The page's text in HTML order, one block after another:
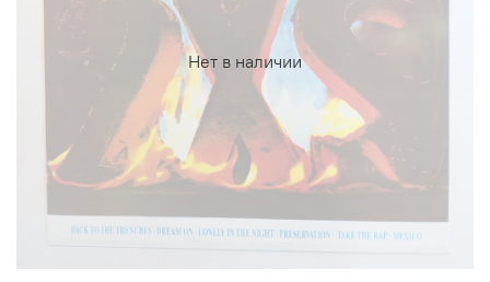
Нет в наличии